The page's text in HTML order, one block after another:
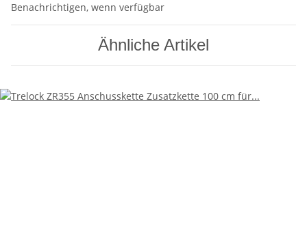
Benachrichtigen, wenn verfügbar
Ähnliche Artikel